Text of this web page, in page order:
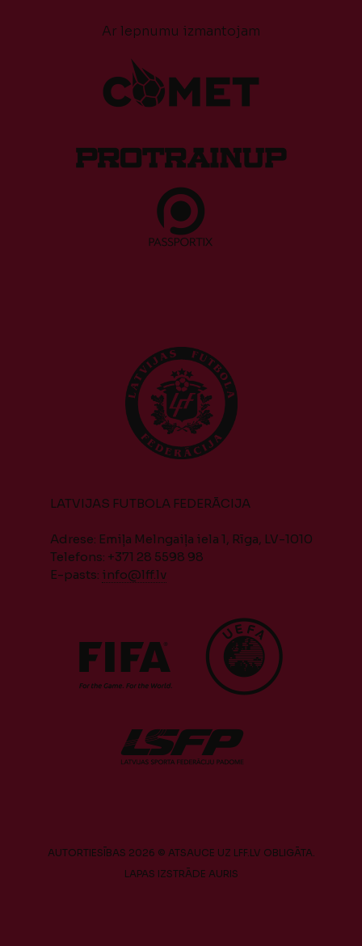
Ar lepnumu izmantojam
LATVIJAS FUTBOLA FEDERĀCIJA
Adrese: Emiļa Melngaiļa iela 1, Rīga, LV-1010
Telefons: +371 28 5598 98
E-pasts: info@lff.lv
AUTORTIESĪBAS 2026 © ATSAUCE UZ LFF.LV OBLIGĀTA.
LAPAS IZSTRĀDE AURIS